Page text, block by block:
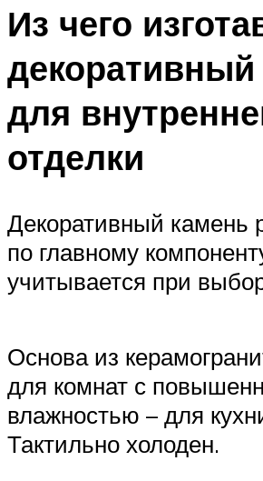
Из чего
для
отделки
Декоративный камень
по главному
учитывается при
Основа из
для комнат с
влажностью – для
Тактильно холоден.